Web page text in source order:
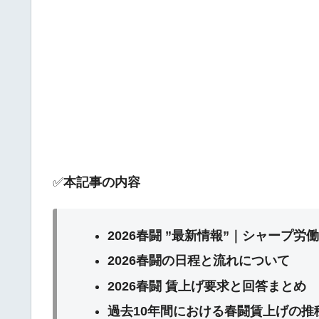
✅本記事の内容
2026春闘 ”最新情報”｜シャープ労
2026春闘の日程と流れについて
2026春闘 賃上げ要求と回答まとめ
過去10年間における春闘賃上げの推